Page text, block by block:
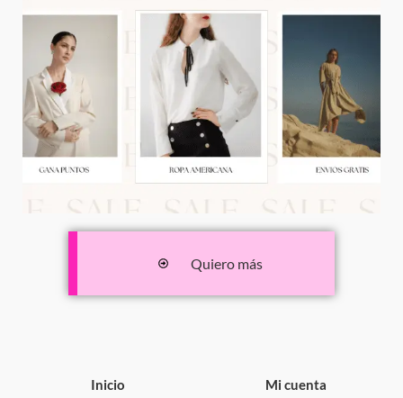
Quiero más
Inicio Mi cuenta